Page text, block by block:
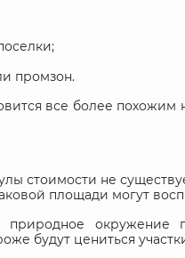
промзон.
все более
стоимости не
площади могут
окружение
будут цениться